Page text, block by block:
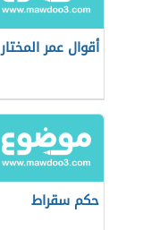
أقوال عمر المختار
حكم سقراط